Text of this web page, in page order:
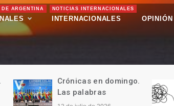
DE ARGENTINA
INTERNACIONALES
NOTICIAS INTERNACIONALES
OPINIÓN
Crónicas en domingo.
Las palabras